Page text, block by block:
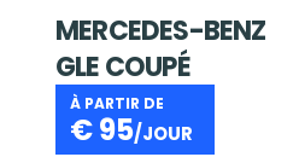
MERCEDES-BENZ
GLE COUPÉ
À PARTIR DE
€95/JOUR